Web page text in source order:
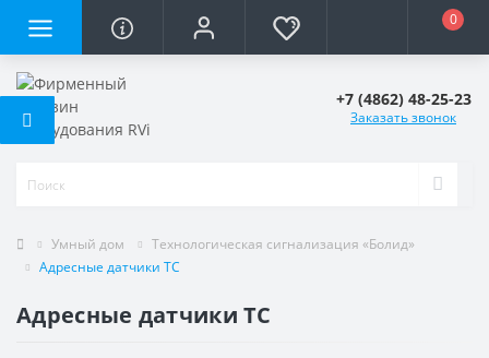
0
+7 (4862) 48-25-23
Заказать звонок
Умный дом
Технологическая сигнализация «Болид»
Адресные датчики ТС
Адресные датчики ТС